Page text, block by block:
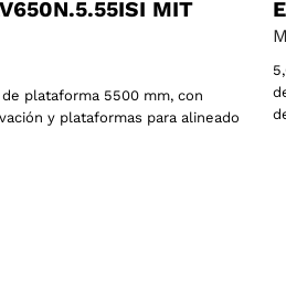
MIT
plataforma 5500 mm, con
y plataformas para alineado